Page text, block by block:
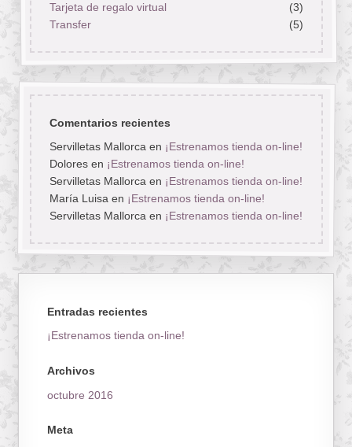
Tarjeta de regalo virtual
(3)
Transfer
(5)
Comentarios recientes
Servilletas Mallorca en ¡Estrenamos tienda on-line!
Doloresen ¡Estrenamos tienda on-line!
Servilletas Mallorca en ¡Estrenamos tienda on-line!
María Luisa en ¡Estrenamos tienda on-line!
Servilletas Mallorca en ¡Estrenamos tienda on-line!
Entradas recientes
¡Estrenamos tienda on-line!
Archivos
octubre 2016
Meta